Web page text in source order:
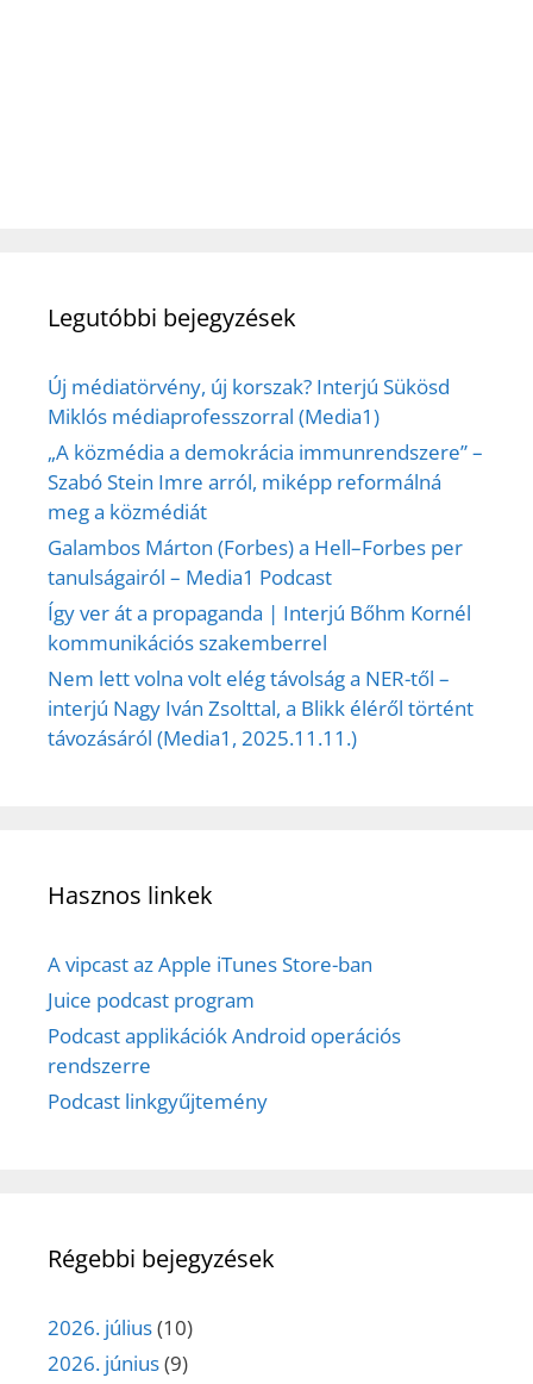
Legutóbbi bejegyzések
Új médiatörvény, új korszak? Interjú Sükösd
Miklós médiaprofesszorral (Media1)
„A közmédia a demokrácia immunrendszere” –
Szabó Stein Imre arról, miképp reformálná
meg a közmédiát
Galambos Márton (Forbes) a Hell–Forbes per
tanulságairól – Media1 Podcast
Így ver át a propaganda | Interjú Bőhm Kornél
kommunikációs szakemberrel
Nem lett volna volt elég távolság a NER-től –
interjú Nagy Iván Zsolttal, a Blikk éléről történt
távozásáról (Media1, 2025.11.11.)
Hasznos linkek
A vipcast az Apple iTunes Store-ban
Juice podcast program
Podcast applikációk Android operációs
rendszerre
Podcast linkgyűjtemény
Régebbi bejegyzések
2026. július(10)
2026. június(9)